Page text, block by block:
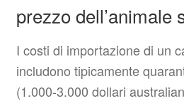
prezzo dell’animale
I costi di importazione di un
includono tipicamente
(1.000-3.000 dollari